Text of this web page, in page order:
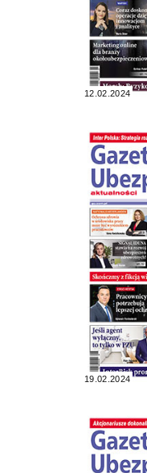
12.02.2024
19.02.2024